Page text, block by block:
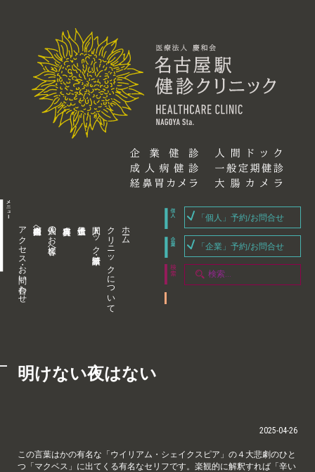
アクセス・お問い合わせ 企業内担当者様へ 個人のお客様へ 人間ドック・健康診断 クリニックについて ホーム
「個人」予約/お問合せ
「企業」予約/お問合せ
明けない夜はない
2025-04-26
この言葉はかの有名な「ウイリアム・シェイクスピア」の４大悲劇のひと
つ「マクベス」に出てくる有名なセリフです。楽観的に解釈すれば「辛い